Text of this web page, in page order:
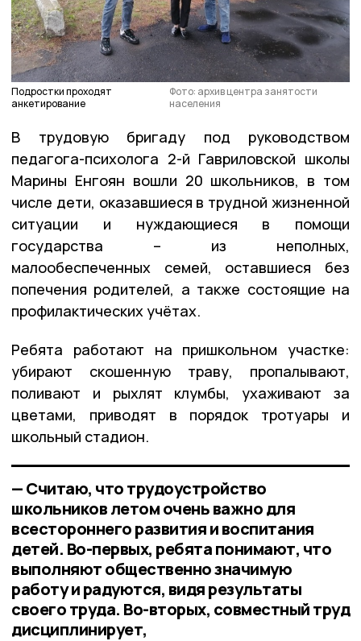
Подростки проходят
анкетирование
Фото: архив центра занятости
населения
В трудовую бригаду под руководством
педагога-психолога 2-й Гавриловской школы
Марины Енгоян вошли 20 школьников, в том
числе дети, оказавшиеся в трудной жизненной
ситуации и нуждающиеся в помощи
государства – из неполных,
малообеспеченных семей, оставшиеся без
попечения родителей, а также состоящие на
профилактических учётах.
Ребята работают на пришкольном участке:
убирают скошенную траву, пропалывают,
поливают и рыхлят клумбы, ухаживают за
цветами, приводят в порядок тротуары и
школьный стадион.
— Считаю, что трудоустройство
школьников летом очень важно для
всестороннего развития и воспитания
детей. Во-первых, ребята понимают, что
выполняют общественно значимую
работу и радуются, видя результаты
своего труда. Во-вторых, совместный труд
дисциплинирует,